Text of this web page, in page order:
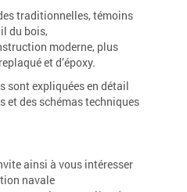
traditionnelles, témoins
du bois,
moderne, plus
et d’époxy.
sont expliquées en détail
et des schémas techniques
ainsi à vous intéresser
navale